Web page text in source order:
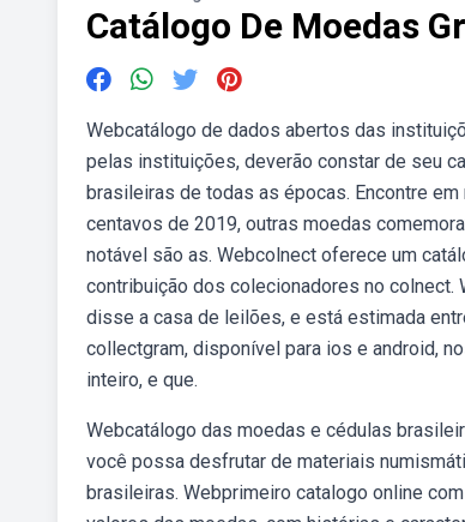
Catálogo De Moedas
Webcatálogo de dados abertos das
pelas instituições, deverão constar de seu
brasileiras de todas as épocas. Encontre
centavos de 2019, outras moedas
notável são as. Webcolnect oferece um
contribuição dos colecionadores no
disse a casa de leilões, e está estimada
collectgram, disponível para ios e android,
inteiro, e que.
Webcatálogo das moedas e cédulas
você possa desfrutar de materiais
brasileiras. Webprimeiro catalogo online